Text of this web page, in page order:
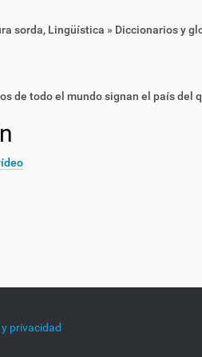
sorda, Lingüística » Diccionarios y
de todo el mundo signan el país del
privacidad